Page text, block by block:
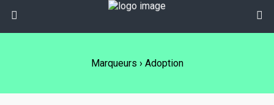
Marqueurs › Adoption